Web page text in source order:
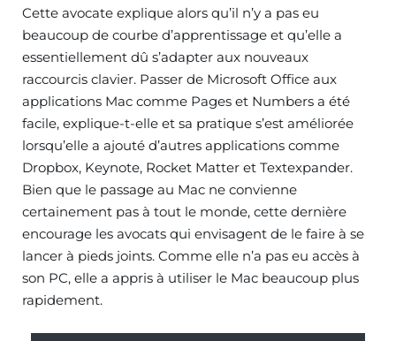
Cette avocate explique alors qu’il n’y a pas eu
beaucoup de courbe d’apprentissage et qu’elle a
essentiellement dû s’adapter aux nouveaux
raccourcis clavier. Passer de Microsoft Office aux
applications Mac comme Pages et Numbers a été
facile, explique-t-elle et sa pratique s’est améliorée
lorsqu’elle a ajouté d’autres applications comme
Dropbox, Keynote, Rocket Matter et Textexpander.
Bien que le passage au Mac ne convienne
certainement pas à tout le monde, cette dernière
encourage les avocats qui envisagent de le faire à se
lancer à pieds joints. Comme elle n’a pas eu accès à
son PC, elle a appris à utiliser le Mac beaucoup plus
rapidement.